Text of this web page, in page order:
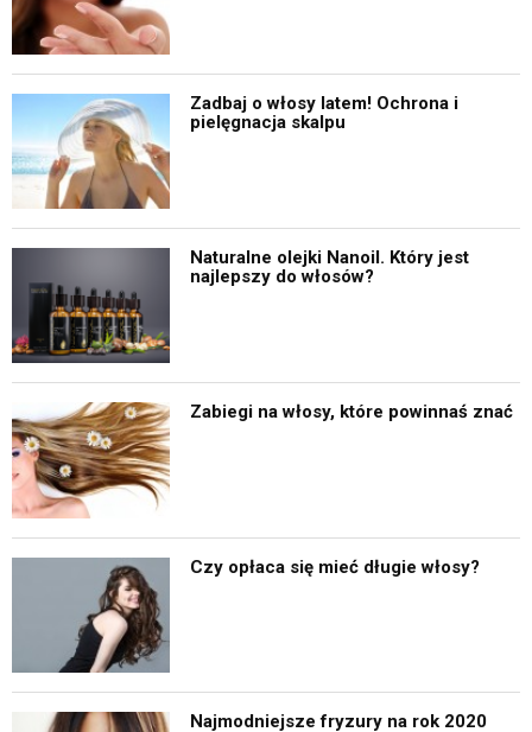
Zadbaj o włosy latem! Ochrona i
pielęgnacja skalpu
Naturalne olejki Nanoil. Który jest
najlepszy do włosów?
Zabiegi na włosy, które powinnaś znać
Czy opłaca się mieć długie włosy?
Najmodniejsze fryzury na rok 2020